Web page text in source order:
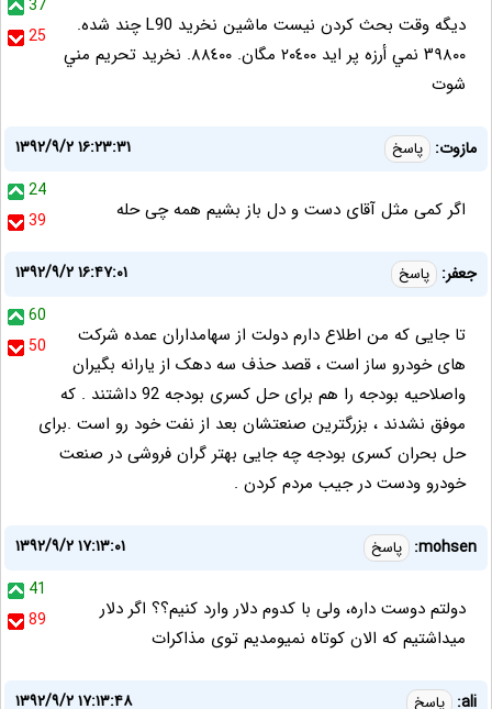
37
25
ديگه وقت بحث كردن نيست ماشين نخريد L90 چند شده.
٣٩٨٠٠ نمي أرزه پر ايد ٢٠٤٠٠ مگان. ٨٨٤٠٠. نخريد تحريم مني
شوت
مازوت: پاسخ
۱۳۹۲/۹/۲ ۱۶:۲۳:۳۱
24
39
اگر کمی مثل آقای دست و دل باز بشیم همه چی حله
جعفر: پاسخ
۱۳۹۲/۹/۲ ۱۶:۴۷:۰۱
60
50
تا جایی که من اطلاع دارم دولت از سهامداران عمده شرکت
های خودرو ساز است ، قصد حذف سه دهک از یارانه بگیران
واصلاحیه بودجه را هم برای حل کسری بودجه 92 داشتند . که
موفق نشدند ، بزرگترین صنعتشان بعد از نفت خود رو است .برای
حل بحران کسری بودجه چه جایی بهتر گران فروشی در صنعت
خودرو ودست در جیب مردم کردن .
mohsen: پاسخ
۱۳۹۲/۹/۲ ۱۷:۱۳:۰۱
41
89
دولتم دوست داره، ولی با کدوم دلار وارد کنیم؟؟ اگر دلار
میداشتیم که الان کوتاه نمیومدیم توی مذاکرات
ali: پاسخ
۱۳۹۲/۹/۲ ۱۷:۱۳:۴۸